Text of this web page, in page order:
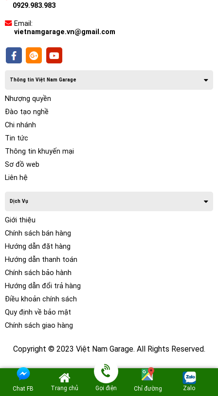
Loa Morel Elate Carbon Pro 63A phiên bản kỹ niện 45
năm
Loa Cánh Ô tô Morel Hybrid Integra 62 là
dòng loa 2way phân khúc cao cấp của hãng.
0929.983.983
Email:
vietnamgarage.vn@gmail.com
Thông tin Việt Nam Garage
Nhượng quyền
Đào tạo nghề
Chi nhánh
Tin tức
Thông tin khuyến mại
Sơ đồ web
Liên hệ
Dịch Vụ
Giới thiệu
Chính sách bán hàng
Hướng dẫn đặt hàng
Hướng dẫn thanh toán
Chính sách bảo hành
Hướng dẫn đổi trả hàng
Điều khoản chính sách
Quy định về bảo mật
Chính sách giao hàng
Copyright © 2023 Việt Nam Garage. All Rights Reserved.
Chat FB Trang chủ Gọi điện Chỉ đường Zalo